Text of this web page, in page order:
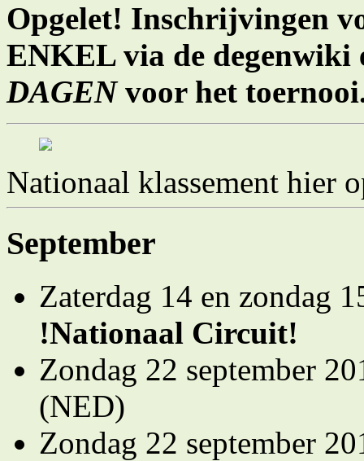
Opgelet! Inschrijvingen
ENKEL via de
DAGENvoor het
Nationaal klassement hier
September
Zaterdag 14 en zondag
!Nationaal Circuit!
Zondag 22 september
(NED)
Zondag 22 september